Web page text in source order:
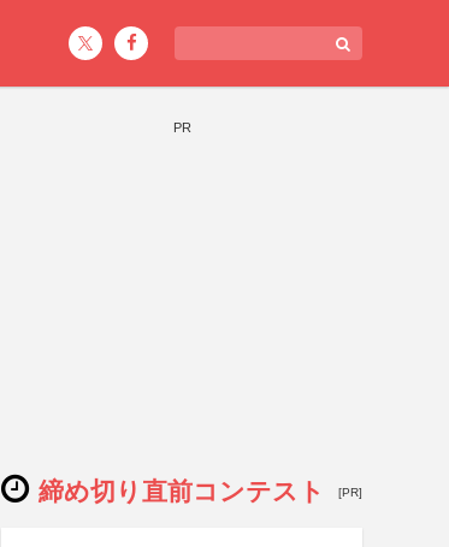
PR
締め切り直前コンテスト [PR]